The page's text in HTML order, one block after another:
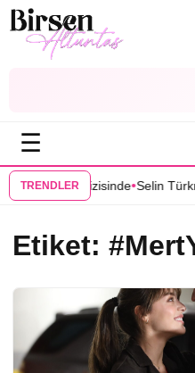
☰
TRENDLER
Yer” dizisinde•Selin
Etiket: